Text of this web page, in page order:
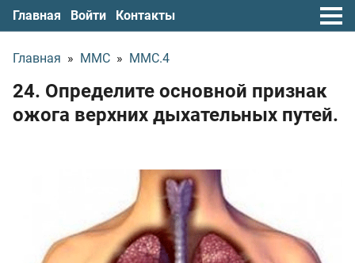
Главная Войти Контакты
Главная » ММС » ММС.4
24. Определите основной признак
ожога верхних дыхательных путей.